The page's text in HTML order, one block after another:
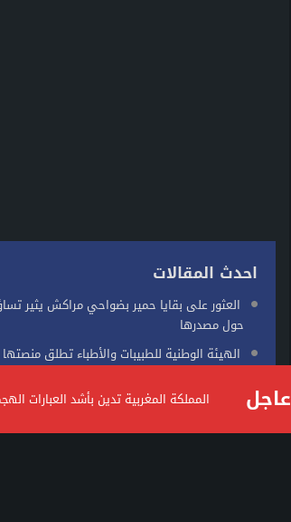
احدث المقالات
العثور على بقايا حمير بضواحي مراكش يثير
حول مصدرها
الهيئة الوطنية للطبيبات والأطباء تطلق منصتها
الشرطة تداهم مقر الاتحاد الكوري الجنوبي لكرة
عاجل المملكة المغربية تدين بأشد العبارات